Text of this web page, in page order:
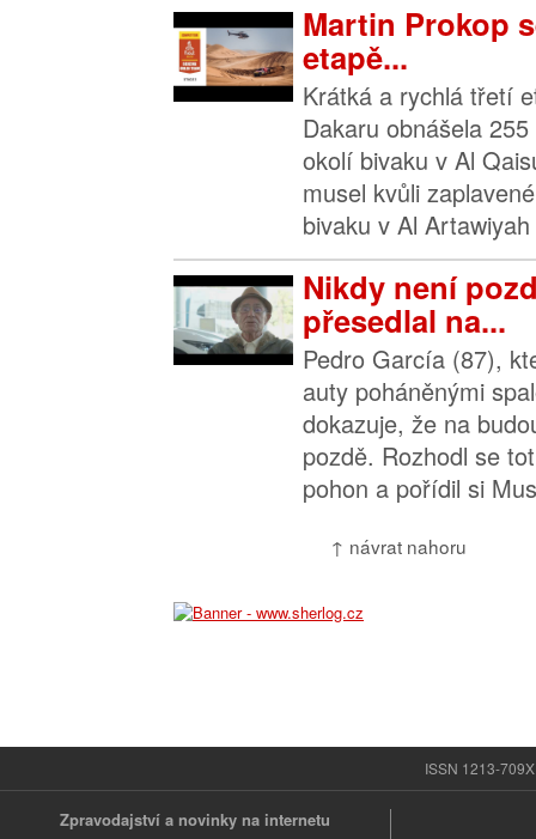
Martin Prokop
etapě...
Krátká a rychlá třetí
Dakaru obnášela
okolí bivaku v Al
musel kvůli
bivaku v Al
Nikdy není
přesedlal na...
Pedro García (87),
auty poháněnými
dokazuje, že na
pozdě. Rozhodl se
pohon a pořídil si
↑ návrat nahoru
ISSN 1213-
Zpravodajství a novinky na internetu